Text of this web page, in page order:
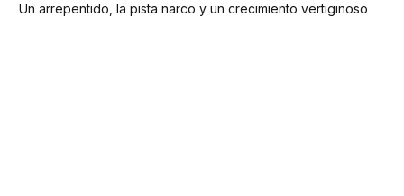
Un arrepentido, la pista narco y un crecimiento vertiginoso